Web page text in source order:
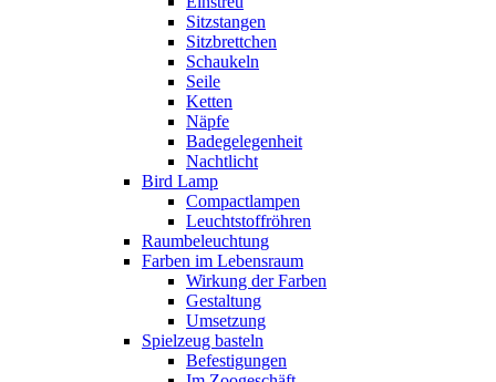
Sitzstangen
Sitzbrettchen
Schaukeln
Seile
Ketten
Näpfe
Badegelegenheit
Nachtlicht
Bird Lamp
Compactlampen
Leuchtstoffröhren
Raumbeleuchtung
Farben im Lebensraum
Wirkung der Farben
Gestaltung
Umsetzung
Spielzeug basteln
Befestigungen